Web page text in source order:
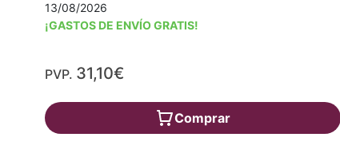
13/08/2026
¡GASTOS DE ENVÍO GRATIS!
PVP. 31,10€
Comprar